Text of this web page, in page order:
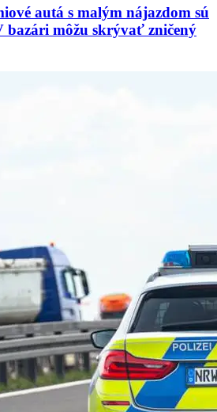
autá s malým nájazdom sú
bazári môžu skrývať zničený